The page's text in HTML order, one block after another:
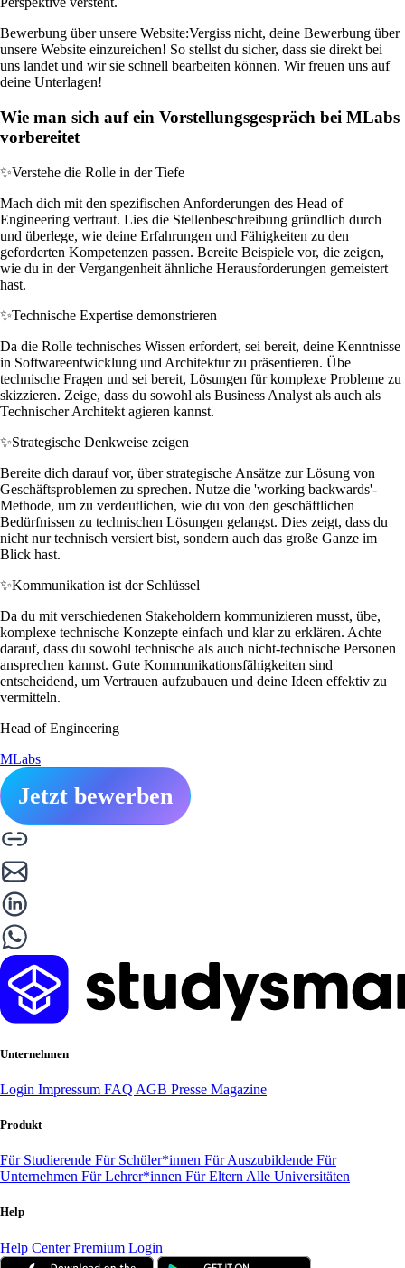
Bewerbung über unsere Website:Vergiss nicht, deine Bewerbung über
unsere Website einzureichen! So stellst du sicher, dass sie direkt bei
uns landet und wir sie schnell bearbeiten können. Wir freuen uns auf
deine Unterlagen!
Wie man sich auf ein Vorstellungsgespräch bei MLabs
vorbereitet
✨Verstehe die Rolle in der Tiefe
Mach dich mit den spezifischen Anforderungen des Head of
Engineering vertraut. Lies die Stellenbeschreibung gründlich durch
und überlege, wie deine Erfahrungen und Fähigkeiten zu den
geforderten Kompetenzen passen. Bereite Beispiele vor, die zeigen,
wie du in der Vergangenheit ähnliche Herausforderungen gemeistert
hast.
✨Technische Expertise demonstrieren
Da die Rolle technisches Wissen erfordert, sei bereit, deine Kenntnisse
in Softwareentwicklung und Architektur zu präsentieren. Übe
technische Fragen und sei bereit, Lösungen für komplexe Probleme zu
skizzieren. Zeige, dass du sowohl als Business Analyst als auch als
Technischer Architekt agieren kannst.
✨Strategische Denkweise zeigen
Bereite dich darauf vor, über strategische Ansätze zur Lösung von
Geschäftsproblemen zu sprechen. Nutze die 'working backwards'-
Methode, um zu verdeutlichen, wie du von den geschäftlichen
Bedürfnissen zu technischen Lösungen gelangst. Dies zeigt, dass du
nicht nur technisch versiert bist, sondern auch das große Ganze im
Blick hast.
✨Kommunikation ist der Schlüssel
Da du mit verschiedenen Stakeholdern kommunizieren musst, übe,
komplexe technische Konzepte einfach und klar zu erklären. Achte
darauf, dass du sowohl technische als auch nicht-technische Personen
ansprechen kannst. Gute Kommunikationsfähigkeiten sind
entscheidend, um Vertrauen aufzubauen und deine Ideen effektiv zu
vermitteln.
Head of Engineering
MLabs
Jetzt bewerben
Unternehmen
Login Impressum FAQ AGB Presse Magazine
Produkt
Für Studierende Für Schüler*innen Für Auszubildende Für
Unternehmen Für Lehrer*innen Für Eltern Alle Universitäten
Help
Help CenterPremium Login